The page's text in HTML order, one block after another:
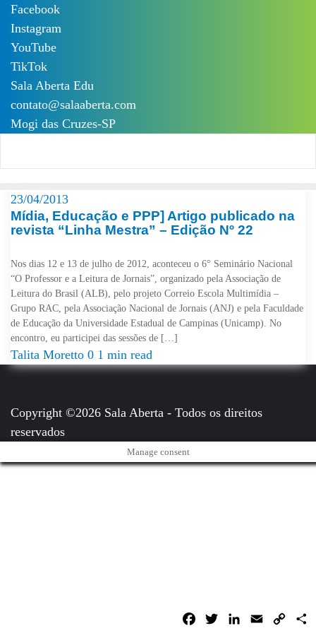
Skip
content
Facebook
Instagram
YouTube
TikTok
Sala Aberta Edu
contato@salaaberta.com
Mogi das Cruzes-SP
23/04/2013
Mídia, Educação e PPP] Artigo publicado na
revista “Linha Mestra” – Edição Nº 22
Nos dias 12 e 13 de julho de 2012, aconteceu o 6° Seminário Nacional
“O Professor e a Leitura de Jornais”, organizado pela Associação de
Leitura do Brasil (ALB), pelo projeto Correio Escola Multimídia –
Grupo RAC, pela Associação Nacional de Jornais (ANJ) e pela Faculdade
de Educação da Universidade Estadual de Campinas (Unicamp). No
encontro, eu participei das sessões de […]
Talita Moretto 0 1 min read
Copyright ©2026 Sala Aberta - Todos os direitos
reservados
FacebookTwitterLinkedIn
Email Copy
Link
Manage consent